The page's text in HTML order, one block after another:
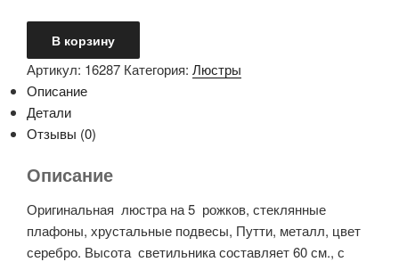
Количество
товара
Винтажная
классическая
люстра
с
16287
В корзину
Артикул: 16287 Категория: Люстры
Описание
Детали
Отзывы (0)
Описание
Оригинальная люстра на 5 рожков, стеклянные
плафоны, хрустальные подвесы, Путти, металл, цвет
серебро. Высота светильника составляет 60 см., с